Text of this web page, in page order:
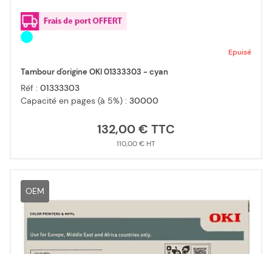
Epuisé
Tambour d'origine OKI 01333303 - cyan
Réf : 01333303
Capacité en pages (à 5%) : 30000
132,00 €
110,00 €
OEM